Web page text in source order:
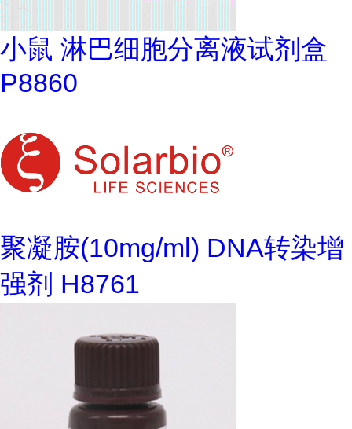
小鼠 淋巴细胞分离液试剂盒
P8860
聚凝胺(10mg/ml) DNA转染增
强剂 H8761